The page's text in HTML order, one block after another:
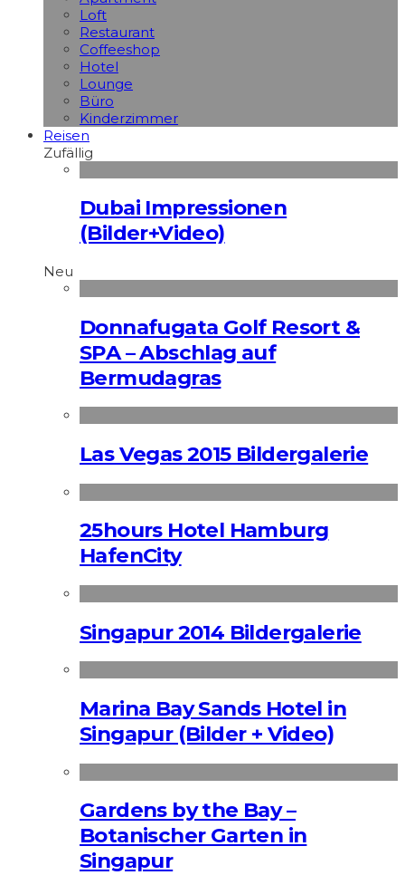
Loft
Restaurant
Coffeeshop
Hotel
Lounge
Büro
Kinderzimmer
Reisen
Zufällig
Dubai Impressionen
(Bilder+Video)
Neu
Donnafugata Golf Resort &
SPA – Abschlag auf
Bermudagras
Las Vegas 2015 Bildergalerie
25hours Hotel Hamburg
HafenCity
Singapur 2014 Bildergalerie
Marina Bay Sands Hotel in
Singapur (Bilder + Video)
Gardens by the Bay –
Botanischer Garten in
Singapur